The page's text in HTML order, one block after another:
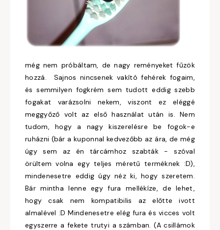
még nem próbáltam, de nagy reményeket fűzök
hozzá. Sajnos nincsenek vakító fehérek fogaim,
és semmilyen fogkrém sem tudott eddig szebb
fogakat varázsolni nekem, viszont ez eléggé
meggyőző volt az első használat után is. Nem
tudom, hogy a nagy kiszerelésre be fogok-e
ruházni (bár a kuponnal kedvezőbb az ára, de még
úgy sem az én tárcámhoz szabták - szóval
örültem volna egy teljes méretű terméknek :D),
mindenesetre eddig úgy néz ki, hogy szeretem.
Bár mintha lenne egy fura mellékíze, de lehet,
hogy csak nem kompatibilis az előtte ivott
almalével :D Mindenesetre elég fura és vicces volt
egyszerre a fekete trutyi a számban. (A csillámok